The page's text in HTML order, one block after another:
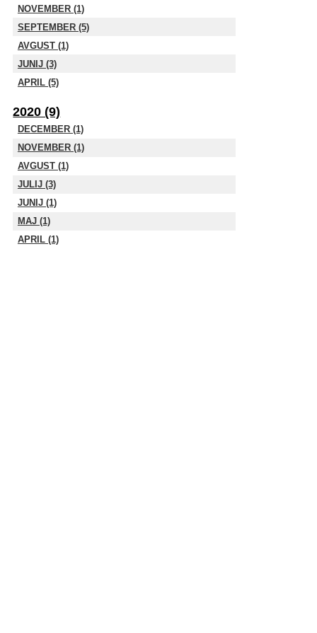
NOVEMBER (1)
SEPTEMBER (5)
AVGUST (1)
JUNIJ (3)
APRIL (5)
2020 (9)
DECEMBER (1)
NOVEMBER (1)
AVGUST (1)
JULIJ (3)
JUNIJ (1)
MAJ (1)
APRIL (1)